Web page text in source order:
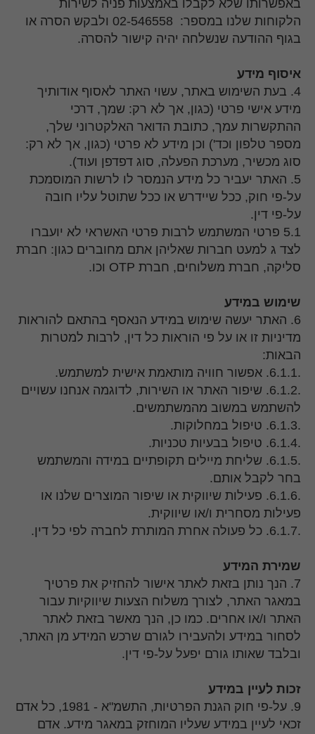
באפשרותו שלא לקבלו באמצעות פניה לשירות
הלקוחות שלנו במספר: 02-546558 ולבקש הסרה או
בגוף ההודעה שנשלחה יהיה קישור להסרה.
איסוף מידע
4. בעת השימוש באתר, עשוי האתר לאסוף אודותיך
מידע אישי פרטי (כגון, אך לא רק: שמך, דרכי
ההתקשרות עמך, כתובת הדואר האלקטרוני שלך,
מספר טלפון וכד') וכן מידע לא פרטי (כגון, אך לא רק:
סוג מכשיר, מערכת הפעלה, סוג דפדפן ועוד).
5. האתר יעביר כל מידע הנמסר לו לרשות המוסמכת
על-פי חוק, ככל שיידרש או ככל שתוטל עליו חובה
על-פי דין.
5.1 פרטי המשתמש לרבות פרטי האשראי לא יועברו
לצד ג למעט חברות שאליהן אתם מחוברים כגון: חברת
סליקה, חברת משלוחים, חברת OTP וכו.
שימוש במידע
6. האתר יעשה שימוש במידע הנאסף בהתאם להוראות
מדיניות זו או על פי הוראות כל דין, לרבות למטרות
הבאות:
.6.1.1. אפשור חוויה מותאמת אישית למשתמש.
.6.1.2. שיפור האתר או השירות, לדוגמה אנחנו עשויים
להשתמש במשוב מהמשתמשים.
.6.1.3. טיפול במחלוקות.
.6.1.4. טיפול בבעיות טכניות.
.6.1.5. שליחת מיילים תקופתיים במידה והמשתמש
בחר לקבל אותם.
.6.1.6. פעילות שיווקית או שיפור המוצרים שלנו או
פעילות מסחרית ו/או שיווקית.
.6.1.7. כל פעולה אחרת המותרת לחברה לפי כל דין.
שמירת המידע
7. הנך נותן בזאת לאתר אישור להחזיק את פרטיך
במאגר האתר, לצורך משלוח הצעות שיווקיות עבור
האתר ו/או אחרים. כמו כן, הנך מאשר בזאת לאתר
לסחור במידע ולהעבירו לגורם שרכש המידע מן האתר,
ובלבד שאותו גורם יפעל על-פי דין.
זכות לעיין במידע
9. על-פי חוק הגנת הפרטיות, התשמ"א - 1981, כל אדם
זכאי לעיין במידע שעליו המוחזק במאגר מידע. אדם